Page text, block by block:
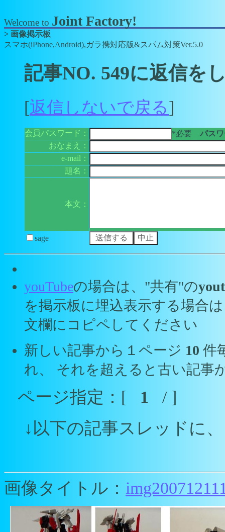
Welcome to Joint Factory!
> 画像掲示板
スマホ(iPhone,Android),ガラ携対応版&スパム対策Ver.5.0
記事NO. 549に返信を
[返信しないで戻る]
会員パスワード： *必要 パス
おなまえ：
e-mail：
題名：
本文：
sage
youTubeの場合は、"共有"の
を掲示板に埋込表示する場合
文欄にコピペしてください
新しい記事から１ページ 10 件
れ、 それを超えると古い記事
ページ指定：[ 1 / ]
↓以下の記事スレッドに
画像タイトル：